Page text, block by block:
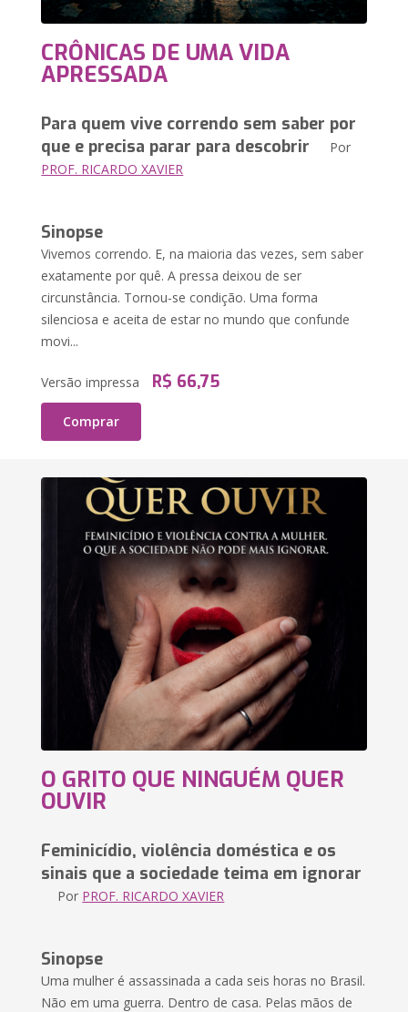
CRÔNICAS DE UMA VIDA
APRESSADA
Para quem vive correndo sem saber por
que e precisa parar para descobrir Por
PROF. RICARDO XAVIER
Sinopse
Vivemos correndo. E, na maioria das vezes, sem saber
exatamente por quê. A pressa deixou de ser
circunstância. Tornou-se condição. Uma forma
silenciosa e aceita de estar no mundo que confunde
movi...
Versão impressa R$ 66,75
Comprar
O GRITO QUE NINGUÉM QUER
OUVIR
Feminicídio, violência doméstica e os
sinais que a sociedade teima em ignorar
Por PROF. RICARDO XAVIER
Sinopse
Uma mulher é assassinada a cada seis horas no Brasil.
Não em uma guerra. Dentro de casa. Pelas mãos de